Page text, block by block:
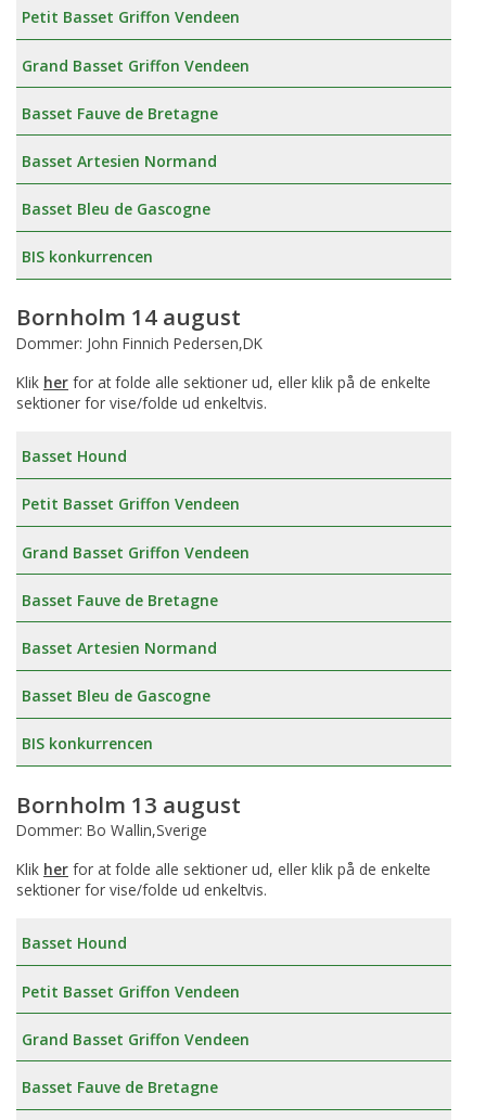
Petit Basset Griffon Vendeen
Grand Basset Griffon Vendeen
Basset Fauve de Bretagne
Basset Artesien Normand
Basset Bleu de Gascogne
BIS konkurrencen
Bornholm 14 august
Dommer: John Finnich Pedersen,DK
Klik her for at folde alle sektioner ud, eller klik på de enkelte
sektioner for vise/folde ud enkeltvis.
Basset Hound
Petit Basset Griffon Vendeen
Grand Basset Griffon Vendeen
Basset Fauve de Bretagne
Basset Artesien Normand
Basset Bleu de Gascogne
BIS konkurrencen
Bornholm 13 august
Dommer: Bo Wallin,Sverige
Klik her for at folde alle sektioner ud, eller klik på de enkelte
sektioner for vise/folde ud enkeltvis.
Basset Hound
Petit Basset Griffon Vendeen
Grand Basset Griffon Vendeen
Basset Fauve de Bretagne